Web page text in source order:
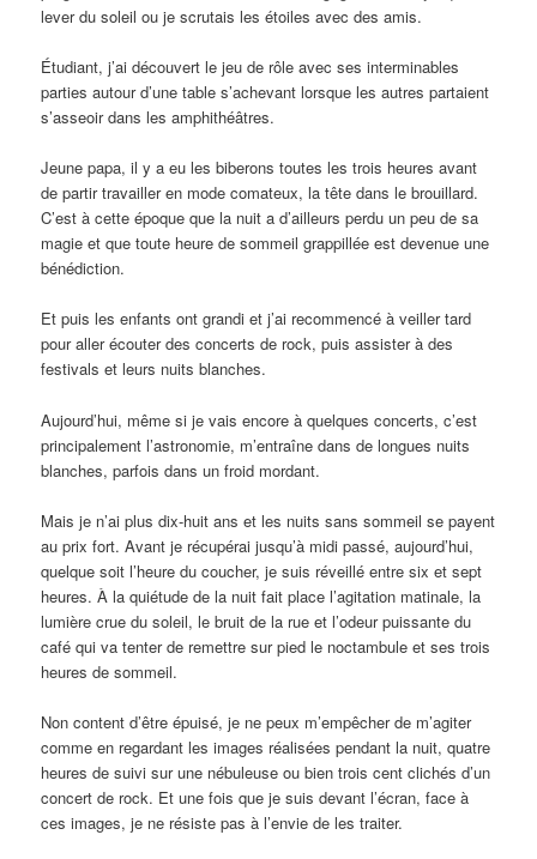
lever du soleil ou je scrutais les étoiles avec des amis.
Étudiant, j’ai découvert le jeu de rôle avec ses interminables
parties autour d’une table s’achevant lorsque les autres partaient
s’asseoir dans les amphithéâtres.
Jeune papa, il y a eu les biberons toutes les trois heures avant
de partir travailler en mode comateux, la tête dans le brouillard.
C’est à cette époque que la nuit a d’ailleurs perdu un peu de sa
magie et que toute heure de sommeil grappillée est devenue une
bénédiction.
Et puis les enfants ont grandi et j’ai recommencé à veiller tard
pour aller écouter des concerts de rock, puis assister à des
festivals et leurs nuits blanches.
Aujourd’hui, même si je vais encore à quelques concerts, c’est
principalement l’astronomie, m’entraîne dans de longues nuits
blanches, parfois dans un froid mordant.
Mais je n’ai plus dix-huit ans et les nuits sans sommeil se payent
au prix fort. Avant je récupérai jusqu’à midi passé, aujourd’hui,
quelque soit l’heure du coucher, je suis réveillé entre six et sept
heures. À la quiétude de la nuit fait place l’agitation matinale, la
lumière crue du soleil, le bruit de la rue et l’odeur puissante du
café qui va tenter de remettre sur pied le noctambule et ses trois
heures de sommeil.
Non content d’être épuisé, je ne peux m’empêcher de m’agiter
comme en regardant les images réalisées pendant la nuit, quatre
heures de suivi sur une nébuleuse ou bien trois cent clichés d’un
concert de rock. Et une fois que je suis devant l’écran, face à
ces images, je ne résiste pas à l’envie de les traiter.